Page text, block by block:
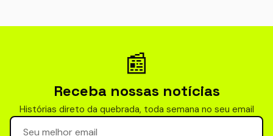
📰
Receba nossas notícias
Histórias direto da quebrada, toda semana no seu email
Seu email para newsletter